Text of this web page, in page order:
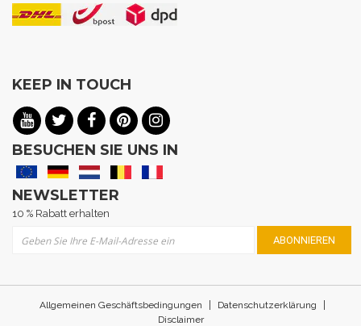
KEEP IN TOUCH
BESUCHEN SIE UNS IN
NEWSLETTER
10 % Rabatt erhalten
ABONNIEREN
Allgemeinen Geschäftsbedingungen Datenschutzerklärung
Disclaimer